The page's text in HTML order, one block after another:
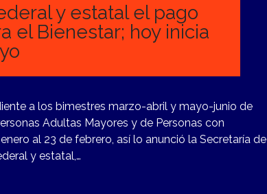
y estatal el pago
el Bienestar; hoy inicia
a los bimestres marzo-abril y mayo-junio de
Adultas Mayores y de Personas con
al 23 de febrero, así lo anunció la Secretaría de
y estatal,…